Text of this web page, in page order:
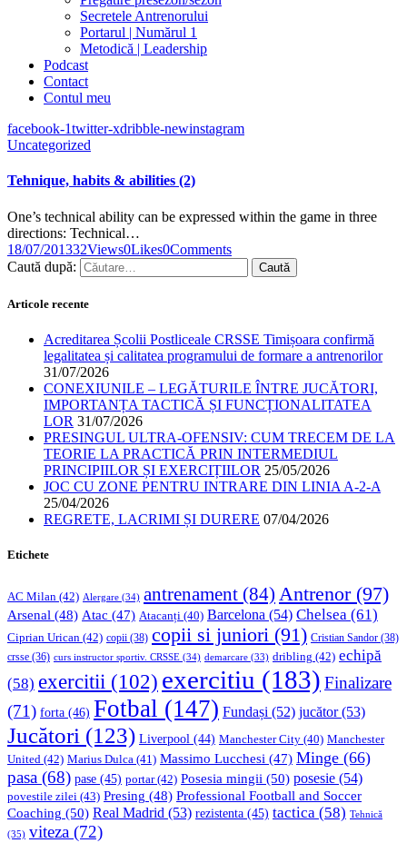
Secretele Antrenorului
Portarul | Numărul 1
Metodică | Leadership
Podcast
Contact
Contul meu
facebook-1twitter-xdribble-newinstagram
Uncategorized
Tehnique, habits & abilities (2)
One’s technical ability can be expressed within the game in three
directions: Technical…
18/07/201332Views0Likes0Comments
Caută după:
Articole recente
Acreditarea Școlii Postliceale CRSSE Timișoara confirmă
legalitatea și calitatea programului de formare a antrenorilor
31/07/2026
CONEXIUNILE – LEGĂTURILE ÎNTRE JUCĂTORI,
IMPORTANȚA TACTICĂ ȘI FUNCȚIONALITATEA
LOR 31/07/2026
PRESINGUL ULTRA-OFENSIV: CUM TRECEM DE LA
TEORIE LA PRACTICĂ PRIN INTERMEDIUL
PRINCIPIILOR ȘI EXERCIȚIILOR 25/05/2026
JOC CU ZONE PENTRU INTRARE DIN LINIA A-2-A
25/04/2026
REGRETE, LACRIMI ȘI DURERE 07/04/2026
Etichete
AC Milan (42) Alergare (34) antrenament (84) Antrenor(97)
Arsenal (48) Atac (47) Atacanți (40) Barcelona (54) Chelsea (61)
Ciprian Urican (42) copii (38) copii si juniori (91) Cristian Sandor (38)
crsse (36) curs instructor sportiv. CRSSE (34) demarcare (33) dribling (42) echipă
(58) exercitii (102) exercitiu (183) Finalizare
(71) forta (46) Fotbal (147) Fundași (52) jucător(53)
Jucători (123) Liverpool (44) Manchester City (40) Manchester
United (42) Marius Dulca (41) Massimo Lucchesi (47) Minge (66)
pasa (68) pase (45) portar(42) Posesia mingii (50) posesie (54)
povestile zilei (43) Presing (48) Professional Football and Soccer
Coaching (50) Real Madrid (53) rezistenta (45) tactica (58) Tehnică
(35) viteza (72)